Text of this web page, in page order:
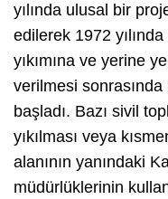
yılında ulusal bir
edilerek 1972
yıkımına ve yerine
verilmesi sonrasında
başladı. Bazı sivil
yıkılması veya
alanının yanındaki
müdürlüklerinin